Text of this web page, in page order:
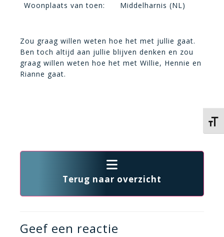
Woonplaats van toen:
Middelharnis (NL)
Zou graag willen weten hoe het met jullie gaat.
Ben toch altijd aan jullie blijven denken en zou
graag willen weten hoe het met Willie, Hennie en
Rianne gaat.
Terug naar overzicht
Geef een reactie